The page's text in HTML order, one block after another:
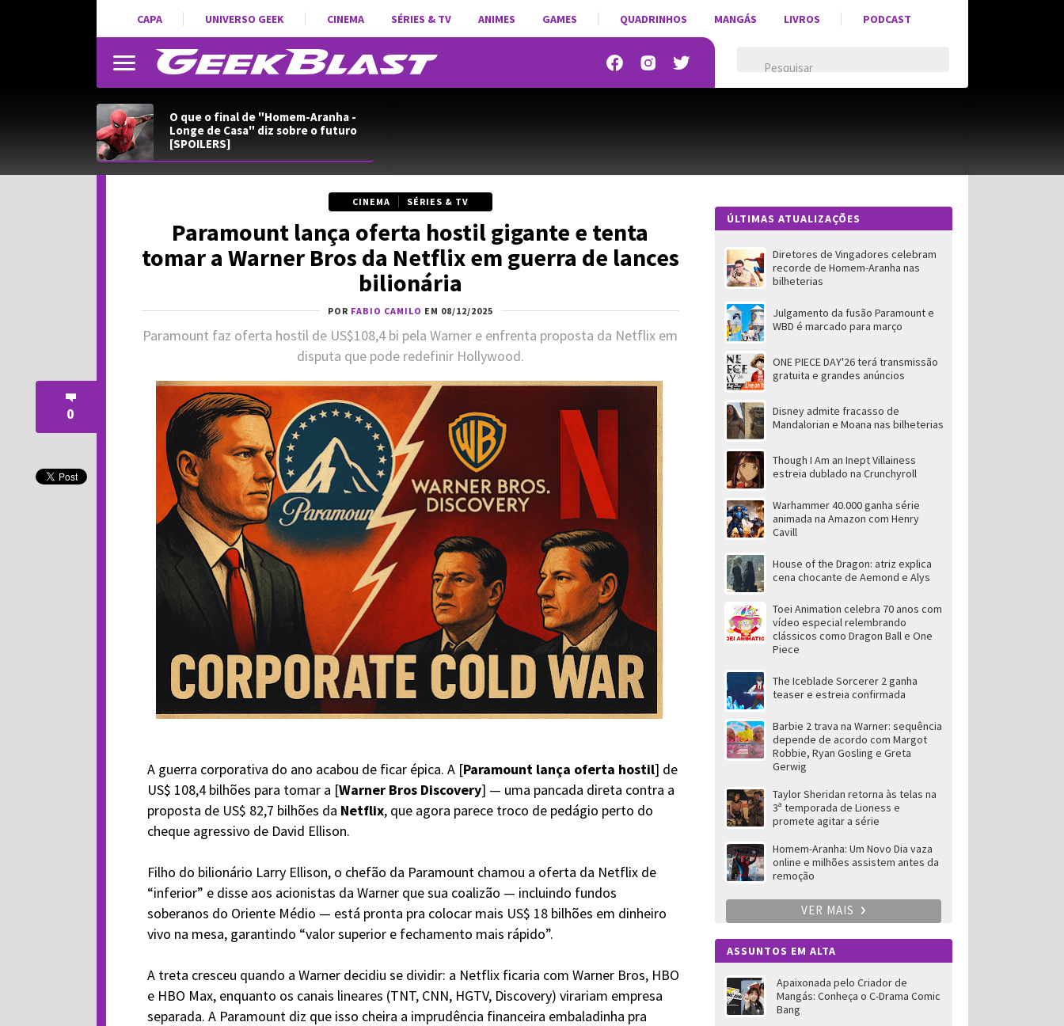
CAPA UNIVERSO GEEK CINEMA SÉRIES & TV ANIMES GAMES QUADRINHOS MANGÁS LIVROS PODCAST
O que o final de "Homem-Aranha -
Longe de Casa" diz sobre o futuro
[SPOILERS]
CINEMA SÉRIES & TV
Paramount lança oferta hostil gigante e tenta
tomar a Warner Bros da Netflix em guerra de lances
bilionária
POR FABIO CAMILO EM 08/12/2025
Paramount faz oferta hostil de US$108,4 bi pela Warner e enfrenta proposta da Netflix em
disputa que pode redefinir Hollywood.
A guerra corporativa do ano acabou de ficar épica. A [Paramount lança oferta hostil] de
US$ 108,4 bilhões para tomar a [Warner Bros Discovery] — uma pancada direta contra a
proposta de US$ 82,7 bilhões da Netflix, que agora parece troco de pedágio perto do
cheque agressivo de David Ellison.
Filho do bilionário Larry Ellison, o chefão da Paramount chamou a oferta da Netflix de
“inferior” e disse aos acionistas da Warner que sua coalizão — incluindo fundos
soberanos do Oriente Médio — está pronta pra colocar mais US$ 18 bilhões em dinheiro
vivo na mesa, garantindo “valor superior e fechamento mais rápido”.
A treta cresceu quando a Warner decidiu se dividir: a Netflix ficaria com Warner Bros, HBO
e HBO Max, enquanto os canais lineares (TNT, CNN, HGTV, Discovery) virariam empresa
separada. A Paramount diz que isso cheira a imprudência financeira embaladinha pra
0
ÚLTIMAS ATUALIZAÇÕES
Diretores de Vingadores celebram
recorde de Homem-Aranha nas
bilheterias
Julgamento da fusão Paramount e
WBD é marcado para março
ONE PIECE DAY'26 terá transmissão
gratuita e grandes anúncios
Disney admite fracasso de
Mandalorian e Moana nas bilheterias
Though I Am an Inept Villainess
estreia dublado na Crunchyroll
Warhammer 40.000 ganha série
animada na Amazon com Henry
Cavill
House of the Dragon: atriz explica
cena chocante de Aemond e Alys
Toei Animation celebra 70 anos com
vídeo especial relembrando
clássicos como Dragon Ball e One
Piece
The Iceblade Sorcerer 2 ganha
teaser e estreia confirmada
Barbie 2 trava na Warner: sequência
depende de acordo com Margot
Robbie, Ryan Gosling e Greta
Gerwig
Taylor Sheridan retorna às telas na
3ª temporada de Lioness e
promete agitar a série
Homem-Aranha: Um Novo Dia vaza
online e milhões assistem antes da
remoção
VER MAIS
ASSUNTOS EM ALTA
Apaixonada pelo Criador de
Mangás: Conheça o C-Drama Comic
Bang